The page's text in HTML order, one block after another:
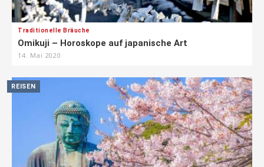
Traditionelle Bräuche
Omikuji – Horoskope auf japanische Art
14. Mai 2020
REISEN